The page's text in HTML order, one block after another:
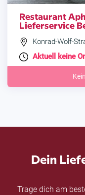
Restaurant
Lieferservice
Konrad-Wolf-
Aktuell keine
Dein
Trage dich am